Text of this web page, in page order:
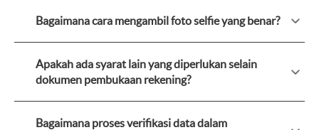
Bagaimana cara mengambil foto selfie yang benar?
Apakah ada syarat lain yang diperlukan selain
dokumen pembukaan rekening?
Bagaimana proses verifikasi data dalam